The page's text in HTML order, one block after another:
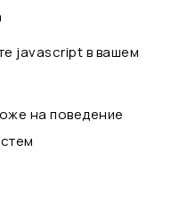
javascript в вашем
на поведение